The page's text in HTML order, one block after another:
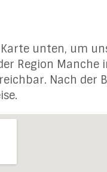
unten, um
Region
Nach der